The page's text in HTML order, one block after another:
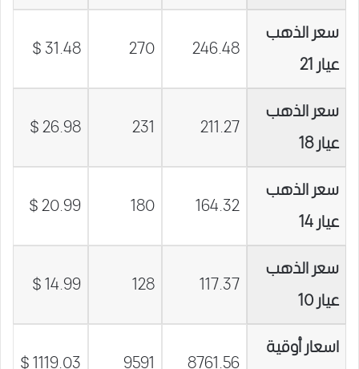
سعر الذهب
عيار 21
246.48
270
31.48 $
سعر الذهب
عيار 18
211.27
231
26.98 $
سعر الذهب
عيار 14
164.32
180
20.99 $
سعر الذهب
عيار 10
117.37
128
14.99 $
اسعار أوقية
8761.56
9591
1119.03 $